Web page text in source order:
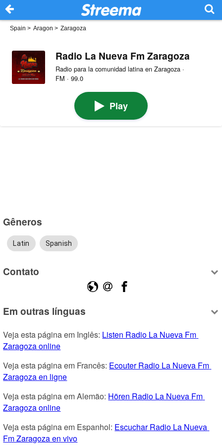
Spain > Aragon > Zaragoza
Radio La Nueva Fm Zaragoza
Radio para la comunidad latina en Zaragoza ·
FM · 99.0
Play
Gêneros
Latin Spanish
Contato
Em outras línguas
Veja esta página em Inglês: Listen Radio La Nueva Fm
Zaragoza online
Veja esta página em Francês: Ecouter Radio La Nueva Fm
Zaragoza en ligne
Veja esta página em Alemão: Hören Radio La Nueva Fm
Zaragoza online
Veja esta página em Espanhol: Escuchar Radio La Nueva
Fm Zaragoza en vivo